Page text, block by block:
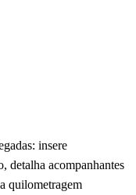
insere
detalha acompanhantes
quilometragem